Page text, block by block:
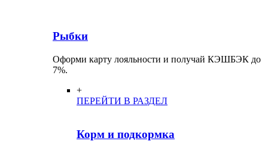
Рыбки
Оформи карту лояльности и получай КЭШБЭК до
7%.
+
ПЕРЕЙТИ В РАЗДЕЛ
Корм и подкормка